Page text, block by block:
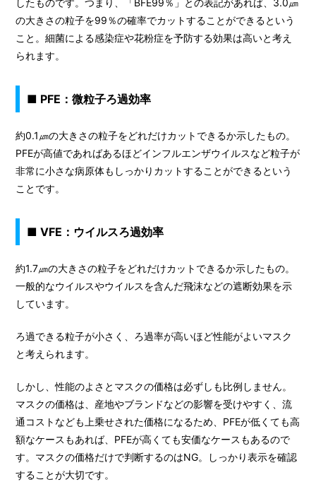
したものです。つまり、「BFE99％」との表記があれば、3.0㎛
の大きさの粒子を99％の確率でカットすることができるという
こと。細菌による感染症や花粉症を予防する効果は高いと考え
られます。
■ PFE：微粒子ろ過効率
約0.1㎛の大きさの粒子をどれだけカットできるか示したもの。
PFEが高値であればあるほどインフルエンザウイルスなど粒子が
非常に小さな病原体もしっかりカットすることができるという
ことです。
■ VFE：ウイルスろ過効率
約1.7㎛の大きさの粒子をどれだけカットできるか示したもの。
一般的なウイルスやウイルスを含んだ飛沫などの遮断効果を示
しています。
ろ過できる粒子が小さく、ろ過率が高いほど性能がよいマスク
と考えられます。
しかし、性能のよさとマスクの価格は必ずしも比例しません。
マスクの価格は、産地やブランドなどの影響を受けやすく、流
通コストなども上乗せされた価格になるため、PFEが低くても高
額なケースもあれば、PFEが高くても安価なケースもあるので
す。マスクの価格だけで判断するのはNG。しっかり表示を確認
することが大切です。